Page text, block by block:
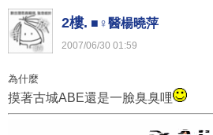
2樓. ■♀醫楊曉萍
2007/06/30 01:59
為什麼
摸著古城ABE還是一臉臭臭哩